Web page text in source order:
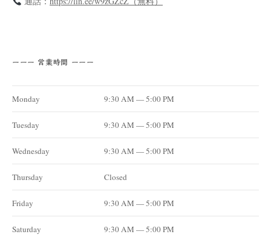
ーーー 営業時間 ーーー
Monday 9:30 AM — 5:00 PM
Tuesday 9:30 AM — 5:00 PM
Wednesday 9:30 AM — 5:00 PM
Thursday Closed
Friday 9:30 AM — 5:00 PM
Saturday 9:30 AM — 5:00 PM